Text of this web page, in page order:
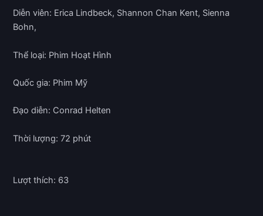
Diễn viên: Erica Lindbeck, Shannon Chan Kent, Sienna
Bohn,
Thể loại: Phim Hoạt Hình
Quốc gia: Phim Mỹ
Đạo diễn: Conrad Helten
Thời lượng: 72 phút
Lượt thích: 63